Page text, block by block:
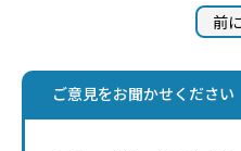
前
ご意見をお聞かせください